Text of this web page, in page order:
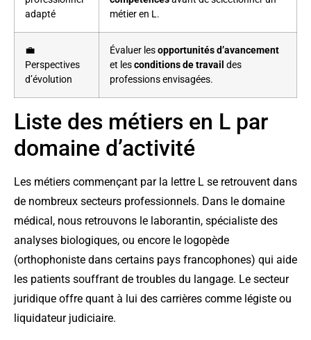
adapté
métier en L.
💼
Perspectives
d’évolution
Évaluer lesopportunités d’avancement
et lesconditions de travail des
professions envisagées.
Liste des métiers en L par
domaine d’activité
Les métiers commençant par la lettre L se retrouvent dans
de nombreux secteurs professionnels. Dans le domaine
médical, nous retrouvons le laborantin, spécialiste des
analyses biologiques, ou encore le logopède
(orthophoniste dans certains pays francophones) qui aide
les patients souffrant de troubles du langage. Le secteur
juridique offre quant à lui des carrières comme légiste ou
liquidateur judiciaire.